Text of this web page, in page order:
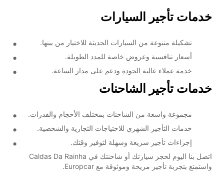
خدمات تأجير السيارات
تشكيلة متنوعة من السيارات الحديثة للاختيار من بينها.
أسعار تنافسية وعروض خاصة للمدد الطويلة.
خدمة عملاء عالية الجودة ودعم على مدار الساعة.
خدمات تأجير الشاحنات
مجموعة واسعة من الشاحنات بمختلف الأحجام والقدرات.
خدمات التأجير الشهري للاحتياجات التجارية والشخصية.
إجراءات تأجير سريعة وسهلة لتوفير وقتك.
اتصل بنا اليوم لحجز سيارتك أو شاحنتك في Caldas Da Rainha
واستمتع بتجربة تأجير مريحة وموثوقة مع Europcar.